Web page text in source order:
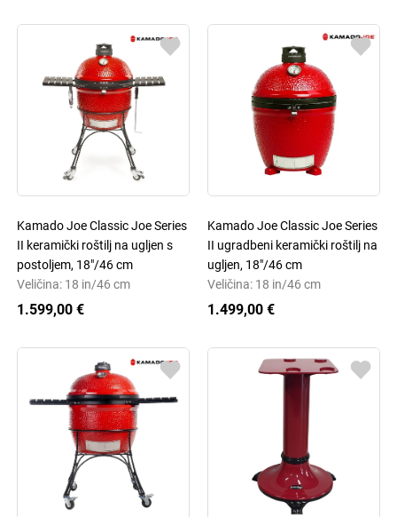
Kamado Joe Classic Joe Series
II keramički roštilj na ugljen s
postoljem, 18"/46 cm
Veličina: 18 in/46 cm
1.599,00 €
Kamado Joe Classic Joe Series
II ugradbeni keramički roštilj na
ugljen, 18"/46 cm
Veličina: 18 in/46 cm
1.499,00 €